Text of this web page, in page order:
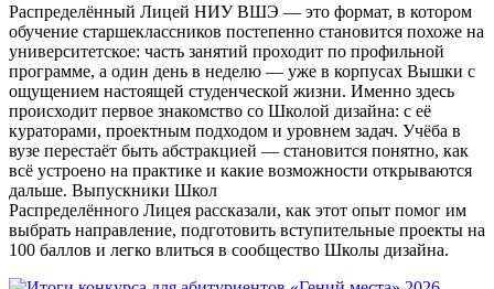
Распределённый Лицей НИУ ВШЭ — это формат, в котором
обучение старшеклассников постепенно становится похоже на
университетское: часть занятий проходит по профильной
программе, а один день в неделю — уже в корпусах Вышки с
ощущением настоящей студенческой жизни. Именно здесь
происходит первое знакомство со Школой дизайна: с её
кураторами, проектным подходом и уровнем задач. Учёба в
вузе перестаёт быть абстракцией — становится понятно, как
всё устроено на практике и какие возможности открываются
дальше. Выпускники Школ
Распределённого Лицея рассказали, как этот опыт помог им
выбрать направление, подготовить вступительные проекты на
100 баллов и легко влиться в сообщество Школы дизайна.